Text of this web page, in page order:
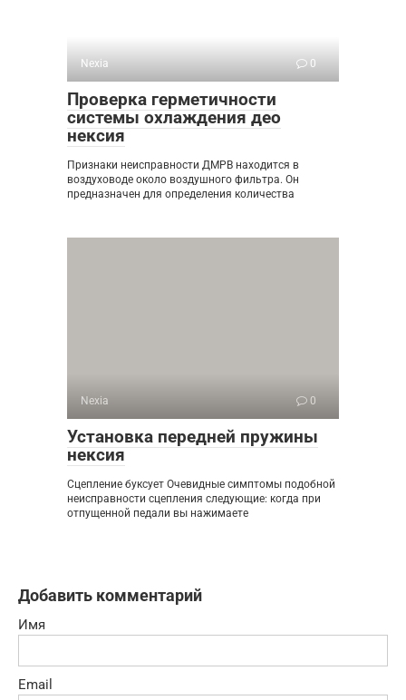
Nexia 0
Проверка герметичности
системы охлаждения део
нексия
Признаки неисправности ДМРВ находится в
воздуховоде около воздушного фильтра. Он
предназначен для определения количества
Nexia 0
Установка передней пружины
нексия
Сцепление буксует Очевидные симптомы подобной
неисправности сцепления следующие: когда при
отпущенной педали вы нажимаете
Добавить комментарий
Имя
Email